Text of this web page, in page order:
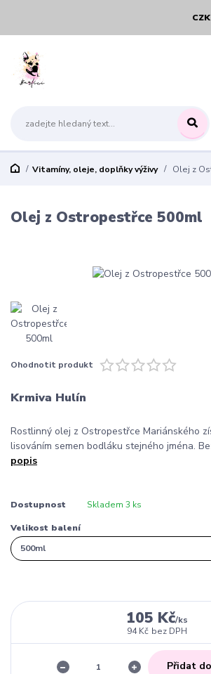
CZK
Vitamíny, oleje, doplňky výživy Olej z
Olej z Ostropestřce 500ml
Ohodnotit produkt
Krmiva Hulín
Rostlinný olej z Ostropestřce Mariánského
lisováním semen bodláku stejného jména.
popis
Dostupnost Skladem 3 ks
Velikost balení
105 Kč/ks
94 Kč bez DPH
Přidat